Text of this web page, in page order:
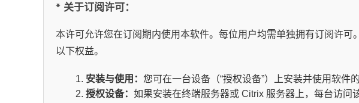
* 关于订阅许可：
本许可允许您在订阅期内使用本软件。每位用户均需单独拥有订阅许
以下权益。
安装与使用： 您可在一台设备（“授权设备”）上安装并使用软件
授权设备： 如果安装在终端服务器或 Citrix 服务器上，每台访问